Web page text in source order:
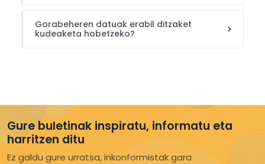
Gorabeheren datuak erabil ditzaket
kudeaketa hobetzeko?
Gure buletinak inspiratu, informatu eta
harritzen ditu
Ez galdu gure urratsa, inkonformistak gara